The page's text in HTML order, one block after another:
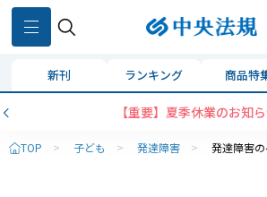
新刊 ランキング 商品特
【重要】夏季休業のお知
TOP > 子ども > 発達障害 > 発達障害